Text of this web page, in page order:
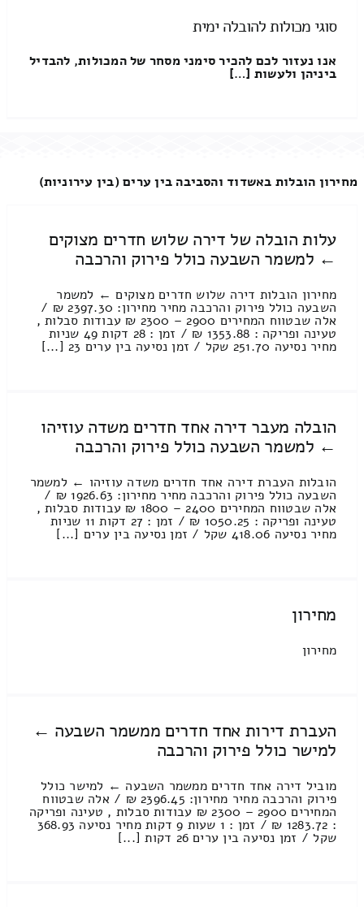
סוגי מכולות להובלה ימית
אנו נעזור לכם להכיר סימני מסחר של המכולות, להבדיל
ביניהן ולעשות […]
מחירון הובלות באשדוד והסביבה בין ערים (בין עירוניות)
עלות הובלה של דירה שלוש חדרים מצוקים
← למשמר השבעה כולל פירוק והרכבה
מחירון הובלות דירה שלוש חדרים מצוקים ← למשמר
השבעה כולל פירוק והרכבה מחיר מחירון: 2397.30 ₪ /
אלה שבטווח המחירים 2900 – 2300 ₪ עבודות סבלות ,
טעינה ופריקה : 1353.88 ₪ / זמן : 28 דקות 49 שניות
מחיר נסיעה 251.70 שקל / זמן נסיעה בין ערים 23 [...]
הובלה מעבר דירה אחד חדרים משדה עוזיהו
← למשמר השבעה כולל פירוק והרכבה
הובלות העברת דירה אחד חדרים משדה עוזיהו ← למשמר
השבעה כולל פירוק והרכבה מחיר מחירון: 1926.63 ₪ /
אלה שבטווח המחירים 2400 – 1800 ₪ עבודות סבלות ,
טעינה ופריקה : 1050.25 ₪ / זמן : 27 דקות 11 שניות
מחיר נסיעה 418.06 שקל / זמן נסיעה בין ערים [...]
מחירון
מחירון
העברת דירות אחד חדרים ממשמר השבעה ←
למישר כולל פירוק והרכבה
מוביל דירה אחד חדרים ממשמר השבעה ← למישר כולל
פירוק והרכבה מחיר מחירון: 2396.45 ₪ / אלה שבטווח
המחירים 2900 – 2300 ₪ עבודות סבלות , טעינה ופריקה
: 1283.72 ₪ / זמן : 1 שעות 9 דקות מחיר נסיעה 368.93
שקל / זמן נסיעה בין ערים 26 דקות [...]